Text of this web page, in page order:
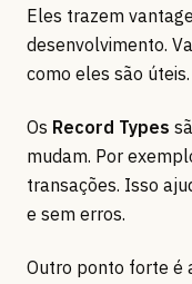
Eles trazem
desenvolvimento.
como eles são úteis.
Os Record Types
mudam. Por
transações. Isso
e sem erros.
Outro ponto forte é